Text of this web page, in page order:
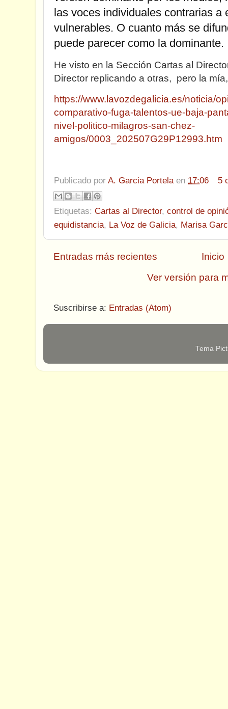
las voces individuales contrarias a
vulnerables. O cuanto más se
puede parecer como la dominante.
He visto en la Sección Cartas al
Director replicando a otras, pero la
https://www.lavozdegalicia.es/noticia/
comparativo-fuga-talentos-ue-baja-
nivel-politico-milagros-san-chez-
amigos/0003_202507G29P12993.htm
Publicado por A. Garcia Portela en 17:06 5
Etiquetas: Cartas al Director, control de
equidistancia, La Voz de Galicia, Marisa
Entradas más recientes
Inicio
Ver versión para
Suscribirse a: Entradas (Atom)
Tema